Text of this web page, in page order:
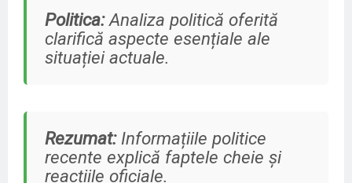
Politica:Analiza politică oferită
clarifică aspecte esențiale ale
situației actuale.
Rezumat:Informațiile politice
recente explică faptele cheie și
reacțiile oficiale.